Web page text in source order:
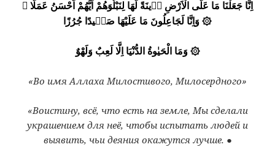
اِنَّا جَعَلْنَا مَا عَلَى الْاَرْضِ زٖينَةً لَهَا لِنَبْلُوَهُمْ اَيُّهُمْ اَحْسَنُ عَمَلًا ۞
وَاِنَّا لَجَاعِلُونَ مَا عَلَيْهَا صَعٖيدًا جُرُزًا ۞
وَمَا الْحَيٰوةُ الدُّنْيَا اِلَّا لَعِبٌ وَلَهْوٌ۞
«Во имя Аллаха Милостивого, Милосердного»
«Воистину, всё, что есть на земле, Мы сделали
украшением для неё, чтобы испытать людей и
выявить, чьи деяния окажутся лучше. ●